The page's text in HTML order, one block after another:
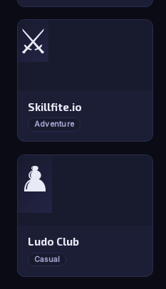
⚔️
Skillfite.io
Adventure
♟️
Ludo Club
Casual